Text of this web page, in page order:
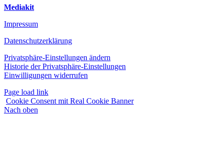
Mediakit
Impressum
Datenschutzerklärung
Privatsphäre-Einstellungen ändern
Historie der Privatsphäre-Einstellungen
Einwilligungen widerrufen
Page load link
Cookie Consent mit Real Cookie Banner
Nach oben